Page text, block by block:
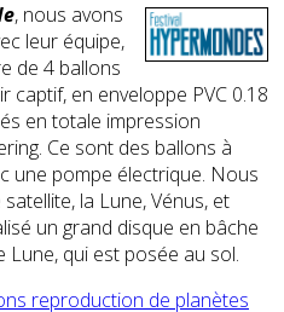
, nous avons
leur équipe,
de 4 ballons
captif, en enveloppe PVC 0.18
en totale impression
Ce sont des ballons à
une pompe électrique. Nous
la Lune, Vénus, et
un grand disque en bâche
Lune, qui est posée au sol.
reproduction de planètes